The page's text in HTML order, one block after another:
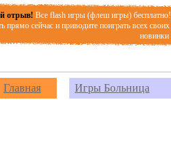
отрыв! Все flash игры (флеш игры)
прямо сейчас и приводите поиграть всех
новинки
Главная Игры Больница